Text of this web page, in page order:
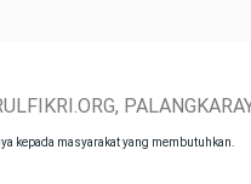
kepada masyarakat yang membutuhkan.